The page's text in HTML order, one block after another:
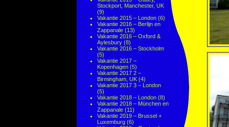
Stockport, Manchester, UK
(9)
Vakantie 2015 – London (6)
Vakantie 2016 – Berlijn en
Zappanale (13)
Vakantie 2016 – Oxford &
Aylesbury (8)
Vakantie 2016 – Stockholm
(5)
Vakantie 2017 –
Kopenhagen (5)
Vakantie 2017 2 –
Birmingham, UK (4)
Vakantie 2017 3 – London
(5)
Vakantie 2018 – London (8)
Vakantie 2018 – München en
Zappanale (11)
Vakantie 2019 – Brussel +
Luxemburg (6)